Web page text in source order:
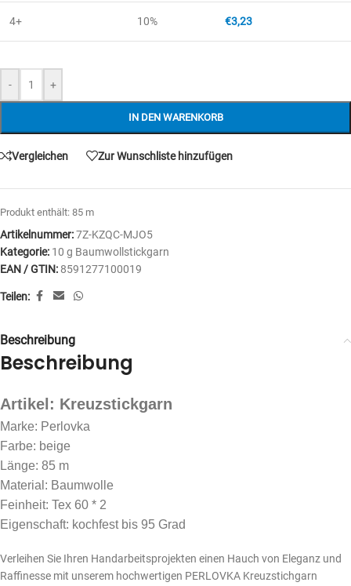
- +
IN DEN WARENKORB
4+ 10% €3,23
Vergleichen Zur Wunschliste hinzufügen
Produkt enthält: 85 m
Artikelnummer:7Z-KZQC-MJO5
Kategorie: 10 g Baumwollstickgarn
EAN / GTIN: 8591277100019
Teilen:
Beschreibung
Beschreibung
Artikel: Kreuzstickgarn
Marke: Perlovka
Farbe: beige
Länge: 85 m
Material: Baumwolle
Feinheit: Tex 60 * 2
Eigenschaft: kochfest bis 95 Grad
Verleihen Sie Ihren Handarbeitsprojekten einen Hauch von Eleganz und
Raffinesse mit unserem hochwertigen PERLOVKA Kreuzstichgarn